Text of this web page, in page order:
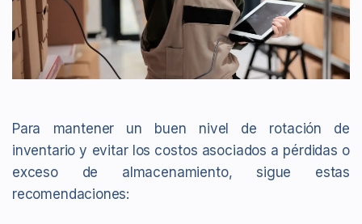
Para mantener un buen nivel de rotación de
inventario y evitar los costos asociados a pérdidas o
exceso de almacenamiento, sigue estas
recomendaciones: